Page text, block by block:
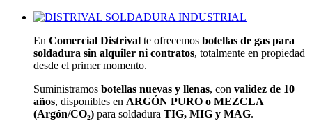
En Comercial Distrival te ofrecemos botellas de gas para
soldadura sin alquiler ni contratos, totalmente en propiedad
desde el primer momento.
Suministramos botellas nuevas y llenas, con validez de 10
años, disponibles en ARGÓN PURO o MEZCLA
(Argón/CO₂) para soldadura TIG, MIG y MAG.